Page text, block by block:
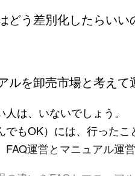
どう差別化したらいい
ルを卸売市場と考え
は、いないでしょう。
もOK）には、行ったこ
FAQ運営とマニュアル運